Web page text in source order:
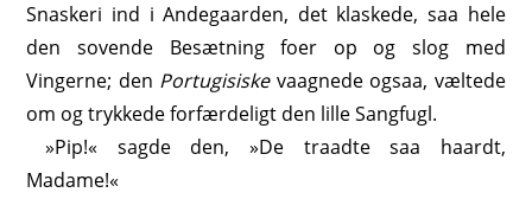
Snaskeri ind i Andegaarden, det klaskede, saa hele
den sovende Besætning foer op og slog med
Vingerne; den Portugisiskevaagnede ogsaa, væltede
om og trykkede forfærdeligt den lille Sangfugl.
»Pip!« sagde den, »De traadte saa haardt,
Madame!«